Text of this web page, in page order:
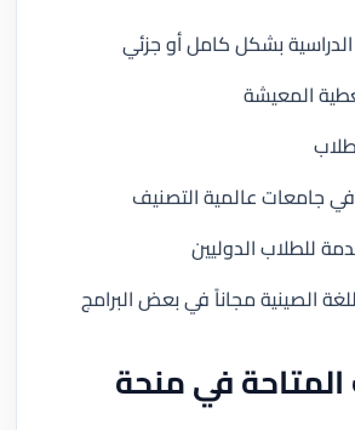
بشكل كامل أو جزئي
المعيشة
جامعات عالمية التصنيف
للطلاب الدوليين
الصينية مجاناً في بعض البرامج
في منحة